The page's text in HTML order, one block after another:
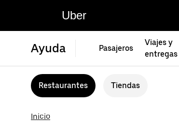
Uber
Ayuda Pasajeros
Viajes y
entregas
Restaurantes Tiendas
Inicio